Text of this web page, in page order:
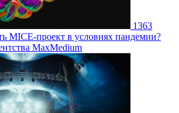
1363
MICE-проект в условиях пандемии?
MaxMedium